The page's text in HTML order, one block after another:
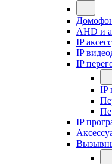
AHD и
IP
IP
IP
IP
IP